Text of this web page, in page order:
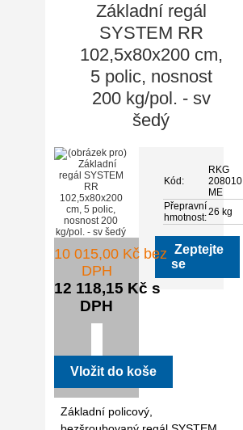
Základní regál
SYSTEM RR
102,5x80x200 cm,
5 polic, nosnost
200 kg/pol. - sv
šedý
Kód:
RKG
208010
ME
Přepravní
hmotnost:26 kg
Zeptejte
se
10 015,00 Kč bez
DPH
12 118,15 Kč s
DPH
Základní policový,